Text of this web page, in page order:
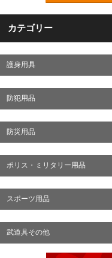
カテゴリー
護身用具
防犯用品
防災用品
ポリス・ミリタリー用品
スポーツ用品
武道具その他